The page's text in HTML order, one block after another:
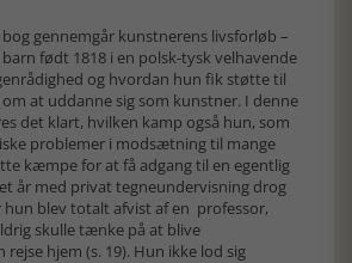
gennemgår kunstnerens livsforløb –
født 1818 i en polsk-tysk velhavende
og hvordan hun fik støtte til
at uddanne sig som kunstner. I denne
det klart, hvilken kamp også hun, som
problemer i modsætning til mange
kæmpe for at få adgang til en egentlig
år med privat tegneundervisning drog
hun blev totalt afvist af en professor,
skulle tænke på at blive
hjem (s. 19). Hun ikke lod sig